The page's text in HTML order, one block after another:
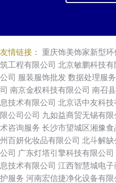
友情链接： 重庆饰美饰家新型环
筑工程有限公司 北京敏鹏科技有
公司 服装服饰批发 数据处理服务
司 南京金权科技有限公司 南召
息技术有限公司 北京话中友科技
限公司公司 九如益商贸无锡有限
术咨询服务 长沙市望城区湘豫食
州百妍化妆品有限公司 北斗解缺
公司 广东灯塔引擎科技有限公司
息技术有限公司 江西智慧城电子
护服务 河南宏信捷净化设备有限